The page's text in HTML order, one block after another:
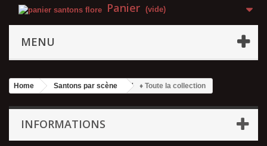
Panier (vide)
MENU
Home Santons par scène ♦ Toute la collection
INFORMATIONS